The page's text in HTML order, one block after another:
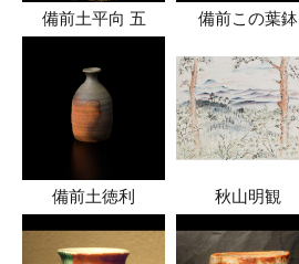
備前土平向 五 備前この葉鉢
備前土徳利 秋山明観